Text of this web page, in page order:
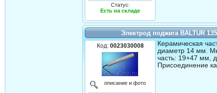
Статус:
Есть на складе
Электрод поджига BALTUR
Код: 0023030008
описание и фото
Керамическая
диаметр 14 мм.
часть: 19+47 мм,
Присоединение